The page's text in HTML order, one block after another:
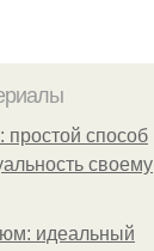
простой способ
своему
идеальный